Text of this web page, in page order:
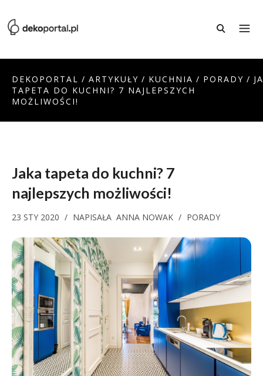
DEKOPORTAL / ARTYKUŁY / KUCHNIA / PORADY /
TAPETA DO KUCHNI? 7 NAJLEPSZYCH
MOŻLIWOŚCI!
Jaka tapeta do kuchni? 7
najlepszych możliwości!
23 STY 2020 / NAPISAŁA ANNA NOWAK / PORADY